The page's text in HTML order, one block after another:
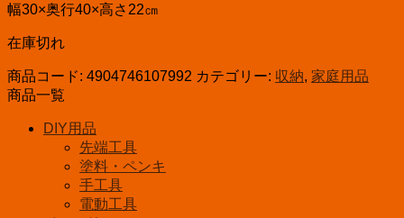
幅30×奥行40×高さ22㎝
在庫切れ
商品コード: 4904746107992 カテゴリー: 収納, 家庭用品
商品一覧
DIY用品
先端工具
塗料・ペンキ
手工具
電動工具